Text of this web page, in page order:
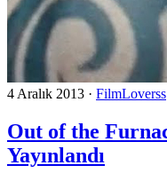
4 Aralık 2013 · FilmLoverss
Out of the
Yayınlandı